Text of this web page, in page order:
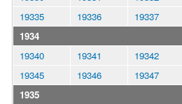
19335
19336 19337
1934
19340
19341 19342
19345
19346 19347
1935